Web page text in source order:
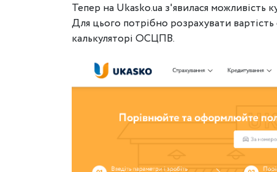
Тепер на Ukasko.ua з'явилася можливість
Для цього потрібно розрахувати
калькуляторі ОСЦПВ.